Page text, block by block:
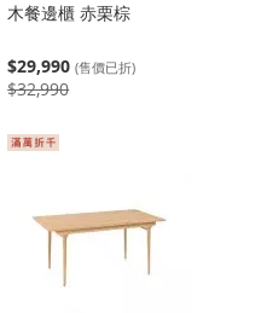
木餐邊櫃 赤栗棕
$29,990 (售價已折)
$32,990